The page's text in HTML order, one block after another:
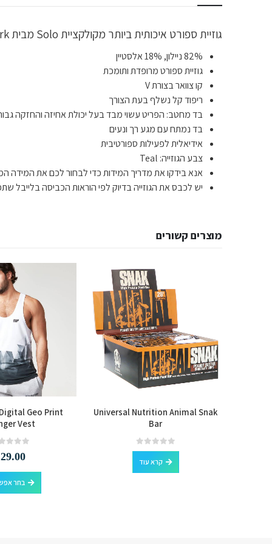
גוזיית ספורט איכותית ביותר מקולקציית Solo מבית Gym Shark לתמיכה מקצועית ומיקסום הביצועים במהלך האימון בעזרת גמישות הבד.
82% ניילון, 18% אלסטיין
גוזיית ספורט מרופדת ותומכת
קו צוואר בצורת V
ריפוד קל נשלף בעת הצורך
בד מחטב: הפריט עשוי מבד בעל יכולת אחיזה והחזקה
בד נמתח עם מגע רך ונעים
אידיאלית לפעילות ספורטיבית
צבע הגוזייה: Teal
אנא בידקו את מדריך המידות כדי לבחור לכם את המידה
יש לכבס את הגוזייה בדיוק לפי הוראות הכביסה בלייבל
מוצרים קשורים
Universal Nutrition Animal Snak
Bar
0
out of 5
קרא עוד
Geo Print
Vest
29.00
בחר